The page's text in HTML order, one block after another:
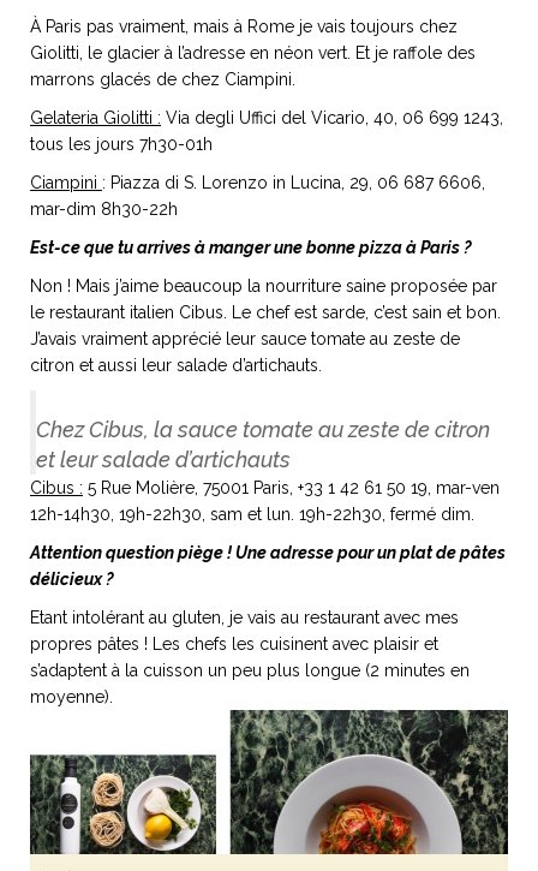
À Paris pas vraiment, mais à Rome je vais toujours chez
Giolitti, le glacier à l’adresse en néon vert. Et je raffole des
marrons glacés de chez Ciampini.
Gelateria Giolitti : Via degli Uffici del Vicario, 40, 06 699 1243,
tous les jours 7h30-01h
Ciampini : Piazza di S. Lorenzo in Lucina, 29, 06 687 6606,
mar-dim 8h30-22h
Est-ce que tu arrives à manger une bonne pizza à Paris ?
Non ! Mais j’aime beaucoup la nourriture saine proposée par
le restaurant italien Cibus. Le chef est sarde, c’est sain et bon.
J’avais vraiment apprécié leur sauce tomate au zeste de
citron et aussi leur salade d’artichauts.
Chez Cibus, la sauce tomate au zeste de citron
et leur salade d’artichauts
Cibus : 5 Rue Molière, 75001 Paris, +33 1 42 61 50 19, mar-ven
12h-14h30, 19h-22h30, sam et lun. 19h-22h30, fermé dim.
Attention question piège ! Une adresse pour un plat de pâtes
délicieux ?
Etant intolérant au gluten, je vais au restaurant avec mes
propres pâtes ! Les chefs les cuisinent avec plaisir et
s’adaptent à la cuisson un peu plus longue (2 minutes en
moyenne).